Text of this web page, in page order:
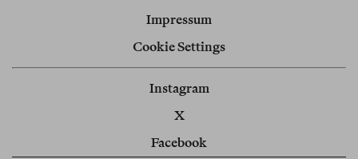
Impressum
Cookie Settings
Instagram
X
Facebook